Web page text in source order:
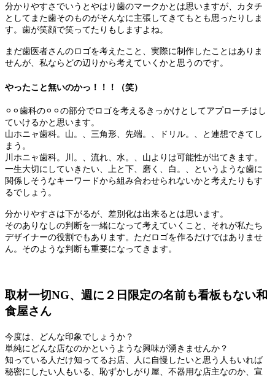
分かりやすさでいうとやはり歯のマークかとは思いますが、カタチ
としてまた歯そのものがそんなに主張してきてもとも思ったりしま
す。歯が笑顔で笑ってたりもしますよね。
まだ歯医者さんのロゴを考えたこと、実際に制作したことはありま
せんが、私ならどの辺りから考えていくかと思うのです。
やったこと無いのかっ！！！（笑）
⚪︎⚪︎歯科の⚪︎⚪︎の部分でロゴを考えるきっかけとしてアプローチはし
ていけるかと思います。
山ホニャ歯科。山。、三角形、先端。、ドリル。、と連想できてし
まう。
川ホニャ歯科。川。、流れ、水。、山よりは可能性が出てきます。
一生大切にしていきたい、上と下、磨く、白。、というような歯に
関係しそうなキーワードから組み合わせられないかと考えたりもす
るでしょう。
分かりやすさは下がるが、差別化は出来るとは思います。
そのありなしの判断を一緒になって考えていくこと、それが私たち
デザイナーの役割でもあります。ただロゴを作るだけではありませ
ん。そのような判断も重要になってきます。
取材一切NG、週に２日限定の名前も看板もない和
食屋さん
今度は、どんな印象でしょうか？
単純にどんな店なのかというような興味が湧きませんか？
知っている人だけ知ってるお店、人に自慢したいと思う人もいれば
秘密にしたい人もいる、恥ずかしがり屋、不器用な店主なのか、宣